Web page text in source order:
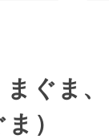
ぐま
）